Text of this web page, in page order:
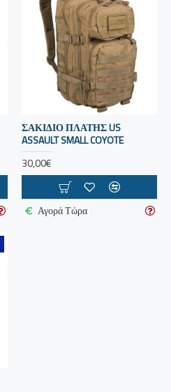
ΣΑΚΙΔΙΟ ΠΛΑΤΗΣ US
ASSAULT SMALL COYOTE
30,00€
Αγορά Τώρα